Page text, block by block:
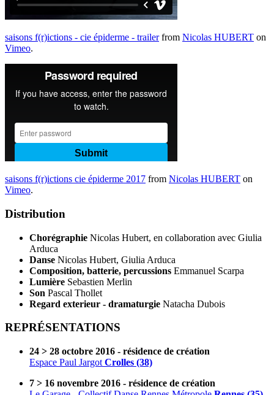
saisons f(r)ictions - cie épiderme - trailerfrom Nicolas HUBERT on
Vimeo.
saisons f(r)ictions cie épiderme 2017 from Nicolas HUBERT on
Vimeo.
Distribution
Chorégraphie Nicolas Hubert, en collaboration avec Giulia
Arduca
Danse Nicolas Hubert, Giulia Arduca
Composition, batterie, percussions Emmanuel Scarpa
Lumière Sebastien Merlin
Son Pascal Thollet
Regard exterieur - dramaturgie Natacha Dubois
REPRÉSENTATIONS
24 > 28 octobre 2016 - résidence de création
Espace Paul Jargot Crolles (38)
7 > 16 novembre 2016 - résidence de création